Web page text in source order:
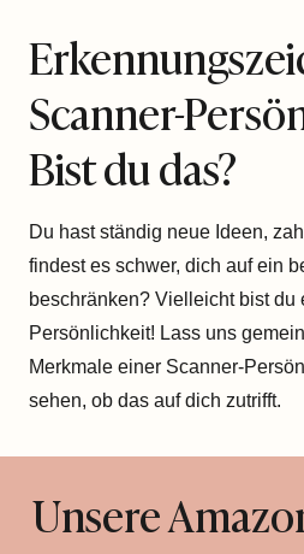
Scanner-
Bist du das?
Du hast ständig neue Ideen,
findest es schwer, dich auf ein
beschränken? Vielleicht bist du
Persönlichkeit! Lass uns
Merkmale einer Scanner-
sehen, ob das auf dich zutrifft.
Unsere